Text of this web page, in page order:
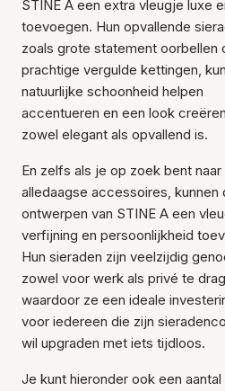
STINE A een extra vleugje luxe
toevoegen. Hun opvallende
zoals grote statement oorbellen
prachtige vergulde kettingen,
natuurlijke schoonheid helpen
accentueren en een look
zowel elegant als opvallend is.
En zelfs als je op zoek bent naar
alledaagse accessoires, kunnen
ontwerpen van STINE A een
verfijning en persoonlijkheid
Hun sieraden zijn veelzijdig
zowel voor werk als privé te
waardoor ze een ideale
voor iedereen die zijn
wil upgraden met iets tijdloos.
Je kunt hieronder ook een aantal